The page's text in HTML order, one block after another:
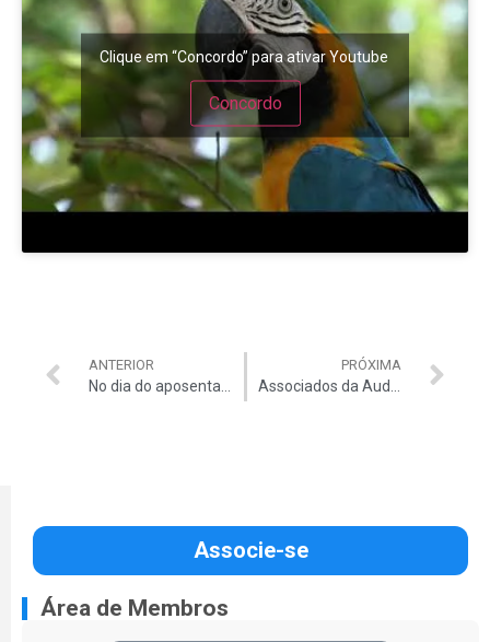
Clique em “Concordo” para ativar Youtube
Concordo
ANTERIOR
No dia do aposentado, Auditor do TCU Alexandre Walraven conta trajetória e fala sobre sua decisão pela aposentadoria
PRÓXIMA
Associados da Auditar têm desconto de R$ 30 em vale presente do Camarada Camarão
Associe-se
Área de Membros